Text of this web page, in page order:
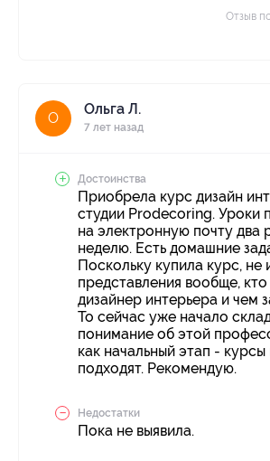
Отзыв
О
Ольга Л.
7 лет назад
Достоинства
Приобрела курс дизайн
студии Prodecoring. Уроки
на электронную почту два
неделю. Есть домашние
Поскольку купила курс, не
представления вообще,
дизайнер интерьера и чем
То сейчас уже начало
понимание об этой
как начальный этап - курсы
подходят. Рекомендую.
Недостатки
Пока не выявила.